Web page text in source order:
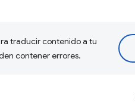
traducir contenido a tu
contener errores.